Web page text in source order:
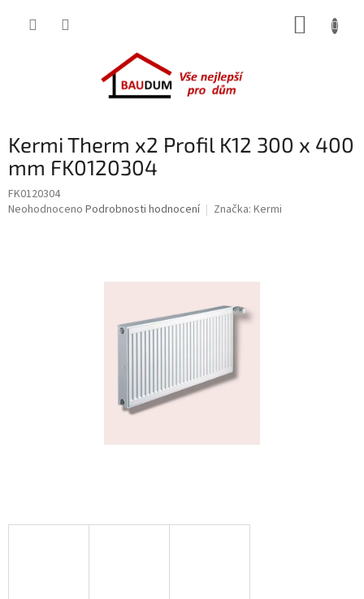
Kermi Therm x2 Profil K12 300 x 400
mm FK0120304
FK0120304
Průměrné
Neohodnoceno Podrobnosti hodnocení Značka: Kermi